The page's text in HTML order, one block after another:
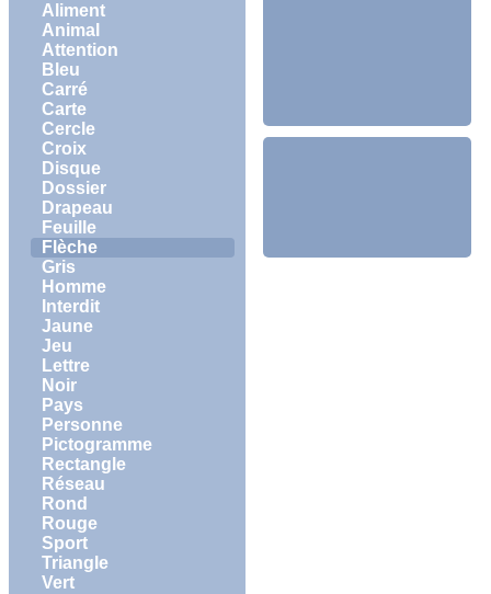
Aliment
Animal
Attention
Bleu
Carré
Carte
Cercle
Croix
Disque
Dossier
Drapeau
Feuille
Flèche
Gris
Homme
Interdit
Jaune
Jeu
Lettre
Noir
Pays
Personne
Pictogramme
Rectangle
Réseau
Rond
Rouge
Sport
Triangle
Vert